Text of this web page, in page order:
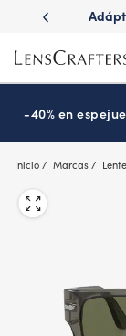
main
content
luz con las lentes
-40% en
Inicio Marcas